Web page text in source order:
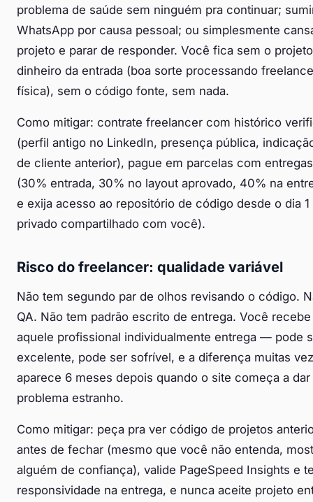
problema de saúde sem ninguém pra continuar;
WhatsApp por causa pessoal; ou simplesmente
projeto e parar de responder. Você fica sem o
dinheiro da entrada (boa sorte processando
física), sem o código fonte, sem nada.
Como mitigar: contrate freelancer com histórico
(perfil antigo no LinkedIn, presença pública,
de cliente anterior), pague em parcelas com
(30% entrada, 30% no layout aprovado, 40% na
e exija acesso ao repositório de código desde o dia 1
privado compartilhado com você).
Risco do freelancer: qualidade variável
Não tem segundo par de olhos revisando o código.
QA. Não tem padrão escrito de entrega. Você
aquele profissional individualmente entrega — pode
excelente, pode ser sofrível, e a diferença muitas
aparece 6 meses depois quando o site começa a dar
problema estranho.
Como mitigar: peça pra ver código de projetos
antes de fechar (mesmo que você não entenda,
alguém de confiança), valide PageSpeed Insights e
responsividade na entrega, e nunca aceite projeto